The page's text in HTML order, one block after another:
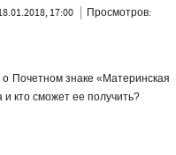
17:00
Просмотров:
Почетном знаке «Материнская
и кто сможет ее получить?